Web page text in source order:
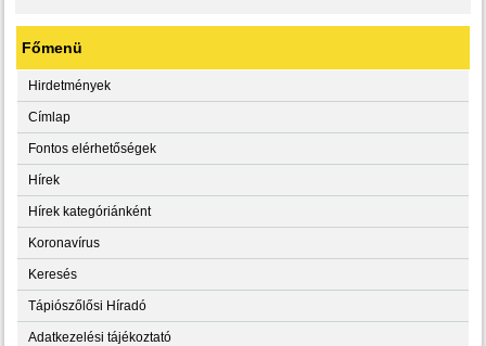
Főmenü
Hirdetmények
Címlap
Fontos elérhetőségek
Hírek
Hírek kategóriánként
Koronavírus
Keresés
Tápiószőlősi Híradó
Adatkezelési tájékoztató